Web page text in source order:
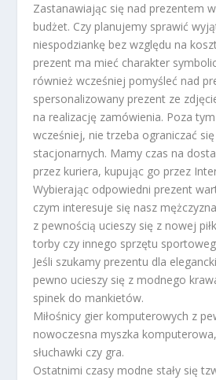
Zastanawiając się nad prezentem
budżet. Czy planujemy sprawić
niespodziankę bez względu na
prezent ma mieć charakter
również wcześniej pomyśleć nad
spersonalizowany prezent ze
na realizację zamówienia. Poza
wcześniej, nie trzeba ograniczać
stacjonarnych. Mamy czas na
przez kuriera, kupując go przez
Wybierając odpowiedni prezent
czym interesuje się nasz
z pewnością ucieszy się z nowej
torby czy innego sprzętu
Jeśli szukamy prezentu dla
pewno ucieszy się z modnego
spinek do mankietów.
Miłośnicy gier komputerowych z
nowoczesna myszka
słuchawki czy gra.
Ostatnimi czasy modne stały się